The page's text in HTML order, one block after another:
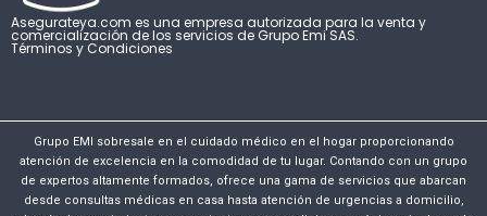
Asegurateya.com es una empresa autorizada para la venta y
comercialización de los servicios de Grupo Emi SAS.
Términos y Condiciones
Grupo EMI sobresale en el cuidado médico en el hogar proporcionando
atención de excelencia en la comodidad de tu lugar. Contando con un grupo
de expertos altamente formados, ofrece una gama de servicios que abarcan
desde consultas médicas en casa hasta atención de urgencias a domicilio,